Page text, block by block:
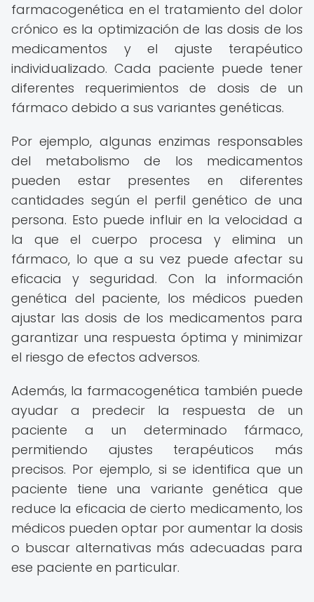
farmacogenética en el tratamiento del dolor
crónico es la optimización de las dosis de los
medicamentos y el ajuste terapéutico
individualizado. Cada paciente puede tener
diferentes requerimientos de dosis de un
fármaco debido a sus variantes genéticas.
Por ejemplo, algunas enzimas responsables
del metabolismo de los medicamentos
pueden estar presentes en diferentes
cantidades según el perfil genético de una
persona. Esto puede influir en la velocidad a
la que el cuerpo procesa y elimina un
fármaco, lo que a su vez puede afectar su
eficacia y seguridad. Con la información
genética del paciente, los médicos pueden
ajustar las dosis de los medicamentos para
garantizar una respuesta óptima y minimizar
el riesgo de efectos adversos.
Además, la farmacogenética también puede
ayudar a predecir la respuesta de un
paciente a un determinado fármaco,
permitiendo ajustes terapéuticos más
precisos. Por ejemplo, si se identifica que un
paciente tiene una variante genética que
reduce la eficacia de cierto medicamento, los
médicos pueden optar por aumentar la dosis
o buscar alternativas más adecuadas para
ese paciente en particular.